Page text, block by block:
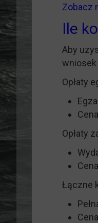
Zobacz
Ile
Aby
wniosek
Opłaty
Opłaty
Łączne